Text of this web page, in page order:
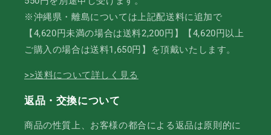
※沖縄県・離島については上記配送料に追加で
【4,620円未満の場合は送料2,200円】【4,620円以上
ご購入の場合は送料1,650円】を頂戴いたします。
>>送料について詳しく見る
返品・交換について
商品の性質上、お客様の都合による返品は原則的に